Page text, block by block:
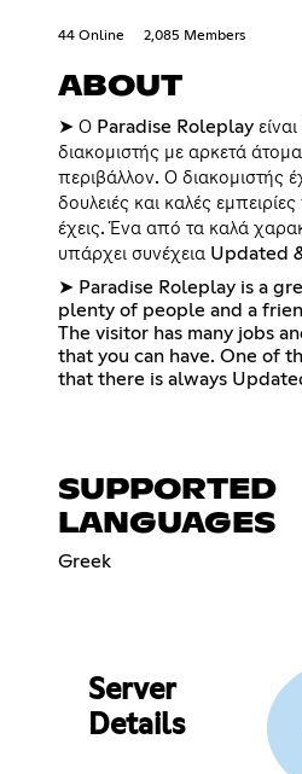
44 Online 2,085 Members
ABOUT
➤ Ο Paradise Roleplay είναι
διακομιστής με αρκετά άτομα
περιβάλλον. Ο διακομιστής
δουλειές και καλές
έχεις. Ένα από τα καλά
υπάρχει συνέχεια Updated
➤ Paradise Roleplay is a
plenty of people and a
The visitor has many jobs
that you can have. One of
that there is always
SUPPORTED
LANGUAGES
Greek
Server
Details